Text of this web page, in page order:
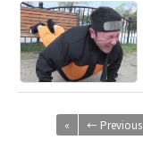
« ← Previous